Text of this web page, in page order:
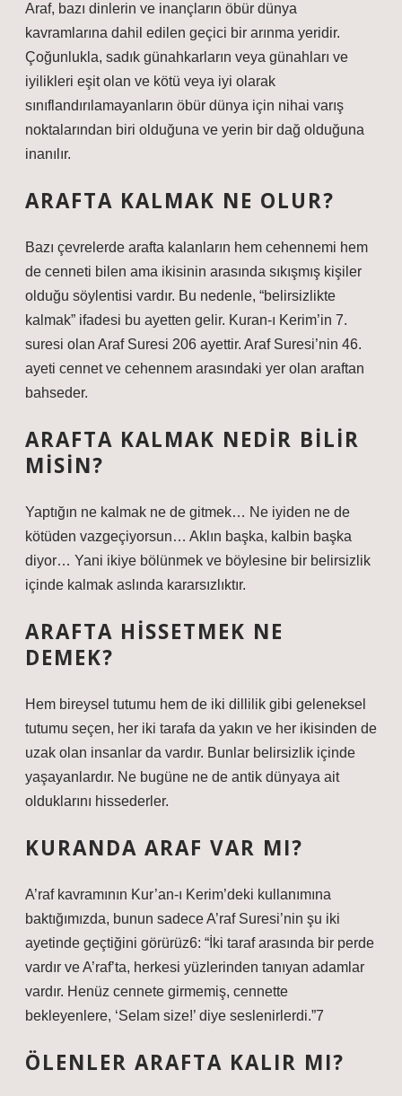
Araf, bazı dinlerin ve inançların öbür dünya
kavramlarına dahil edilen geçici bir arınma yeridir.
Çoğunlukla, sadık günahkarların veya günahları ve
iyilikleri eşit olan ve kötü veya iyi olarak
sınıflandırılamayanların öbür dünya için nihai varış
noktalarından biri olduğuna ve yerin bir dağ olduğuna
inanılır.
ARAFTA KALMAK NE OLUR?
Bazı çevrelerde arafta kalanların hem cehennemi hem
de cenneti bilen ama ikisinin arasında sıkışmış kişiler
olduğu söylentisi vardır. Bu nedenle, “belirsizlikte
kalmak” ifadesi bu ayetten gelir. Kuran-ı Kerim’in 7.
suresi olan Araf Suresi 206 ayettir. Araf Suresi’nin 46.
ayeti cennet ve cehennem arasındaki yer olan araftan
bahseder.
ARAFTA KALMAK NEDIR BILIR
MISIN?
Yaptığın ne kalmak ne de gitmek… Ne iyiden ne de
kötüden vazgeçiyorsun… Aklın başka, kalbin başka
diyor… Yani ikiye bölünmek ve böylesine bir belirsizlik
içinde kalmak aslında kararsızlıktır.
ARAFTA HISSETMEK NE
DEMEK?
Hem bireysel tutumu hem de iki dillilik gibi geleneksel
tutumu seçen, her iki tarafa da yakın ve her ikisinden de
uzak olan insanlar da vardır. Bunlar belirsizlik içinde
yaşayanlardır. Ne bugüne ne de antik dünyaya ait
olduklarını hissederler.
KURANDA ARAF VAR MI?
A’raf kavramının Kur’an-ı Kerim’deki kullanımına
baktığımızda, bunun sadece A’raf Suresi’nin şu iki
ayetinde geçtiğini görürüz6: “İki taraf arasında bir perde
vardır ve A’raf’ta, herkesi yüzlerinden tanıyan adamlar
vardır. Henüz cennete girmemiş, cennette
bekleyenlere, ‘Selam size!’ diye seslenirlerdi.”7
ÖLENLER ARAFTA KALIR MI?